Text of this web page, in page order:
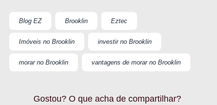
Blog EZ Brooklin Eztec
Imóveis no Brooklin investir no Brooklin
morar no Brooklin vantagens de morar no Brooklin
Gostou? O que acha de compartilhar?